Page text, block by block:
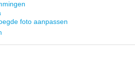
foto aanpassen